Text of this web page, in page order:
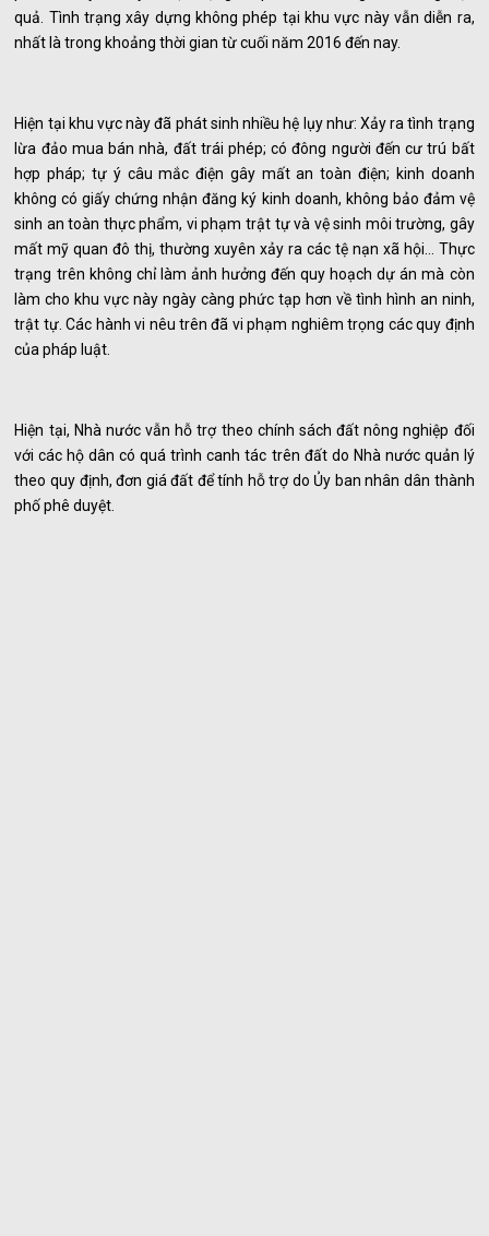
quả. Tình trạng xây dựng không phép tại khu vực này vẫn diễn ra,
nhất là trong khoảng thời gian từ cuối năm 2016 đến nay.
Hiện tại khu vực này đã phát sinh nhiều hệ lụy như: Xảy ra tình trạng
lừa đảo mua bán nhà, đất trái phép; có đông người đến cư trú bất
hợp pháp; tự ý câu mắc điện gây mất an toàn điện; kinh doanh
không có giấy chứng nhận đăng ký kinh doanh, không bảo đảm vệ
sinh an toàn thực phẩm, vi phạm trật tự và vệ sinh môi trường, gây
mất mỹ quan đô thị, thường xuyên xảy ra các tệ nạn xã hội… Thực
trạng trên không chỉ làm ảnh hưởng đến quy hoạch dự án mà còn
làm cho khu vực này ngày càng phức tạp hơn về tình hình an ninh,
trật tự. Các hành vi nêu trên đã vi phạm nghiêm trọng các quy định
của pháp luật.
Hiện tại, Nhà nước vẫn hỗ trợ theo chính sách đất nông nghiệp đối
với các hộ dân có quá trình canh tác trên đất do Nhà nước quản lý
theo quy định, đơn giá đất để tính hỗ trợ do Ủy ban nhân dân thành
phố phê duyệt.